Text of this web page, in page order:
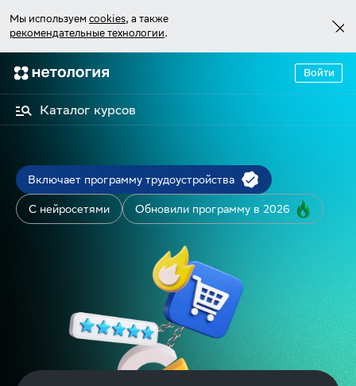
Мы используем cookies, а также
рекомендательные технологии.
Войти
Каталог курсов
Включает программу трудоустройства
С нейросетями Обновили программу в 2026